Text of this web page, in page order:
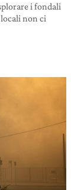
i fondali
non ci